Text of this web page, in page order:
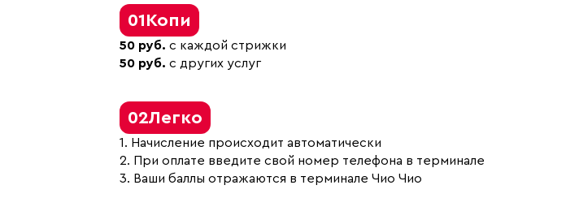
01Копи
50 руб. с каждой стрижки
50 руб. с других услуг
02Легко
1. Начисление происходит автоматически
2. При оплате введите свой номер телефона в терминале
3. Ваши баллы отражаются в терминале Чио Чио